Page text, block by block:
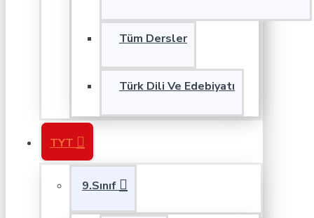
Tüm Dersler
Türk Dili Ve Edebiyatı
TYT
9.Sınıf